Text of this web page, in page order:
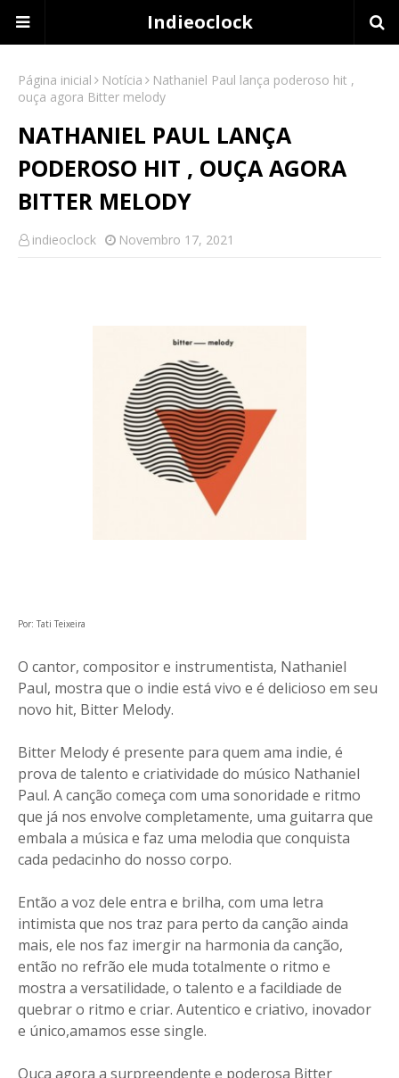
Indieoclock
Página inicial Notícia
Nathaniel Paul lança poderoso hit ,
ouça agora Bitter melody
NATHANIEL PAUL LANÇA
PODEROSO HIT , OUÇA AGORA
BITTER MELODY
indieoclock Novembro 17, 2021
Por: Tati Teixeira
O cantor, compositor e instrumentista, Nathaniel
Paul, mostra que o indie está vivo e é delicioso em seu
novo hit, Bitter Melody.
Bitter Melody é presente para quem ama indie, é
prova de talento e criatividade do músico Nathaniel
Paul. A canção começa com uma sonoridade e ritmo
que já nos envolve completamente, uma guitarra que
embala a música e faz uma melodia que conquista
cada pedacinho do nosso corpo.
Então a voz dele entra e brilha, com uma letra
intimista que nos traz para perto da canção ainda
mais, ele nos faz imergir na harmonia da canção,
então no refrão ele muda totalmente o ritmo e
mostra a versatilidade, o talento e a facildiade de
quebrar o ritmo e criar. Autentico e criativo, inovador
e único,amamos esse single.
Ouça agora a surpreendente e poderosa Bitter